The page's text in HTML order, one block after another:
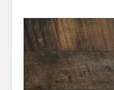
5
カメ
ラを
確